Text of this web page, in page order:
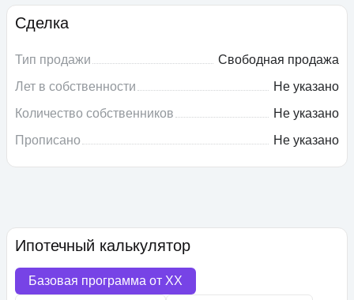
Сделка
Тип продажи
Свободная продажа
Лет в собственности
Не указано
Количество собственников
Не указано
Прописано
Не указано
Ипотечный калькулятор
Базовая программа от XX